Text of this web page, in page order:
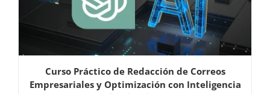
Curso Práctico de Redacción de Correos
Empresariales y Optimización con Inteligencia